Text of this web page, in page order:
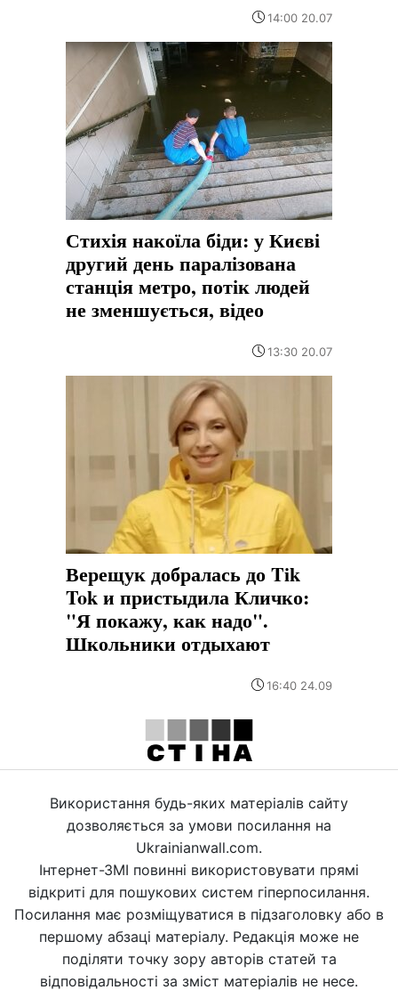
14:00 20.07
Стихія накоїла біди: у Києві
другий день паралізована
станція метро, потік людей
не зменшується, відео
13:30 20.07
Верещук добралась до Tik
Tok и пристыдила Кличко:
"Я покажу, как надо".
Школьники отдыхают
16:40 24.09
Використання будь-яких матеріалів сайту
дозволяється за умови посилання на
Ukrainianwall.com.
Інтернет-ЗМІ повинні використовувати прямі
відкриті для пошукових систем гіперпосилання.
Посилання має розміщуватися в підзаголовку або в
першому абзаці матеріалу. Редакція може не
поділяти точку зору авторів статей та
відповідальності за зміст матеріалів не несе.